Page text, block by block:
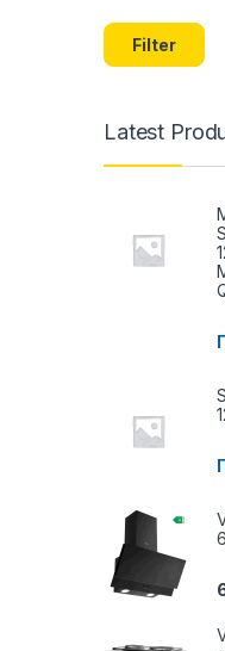
Filter
Latest